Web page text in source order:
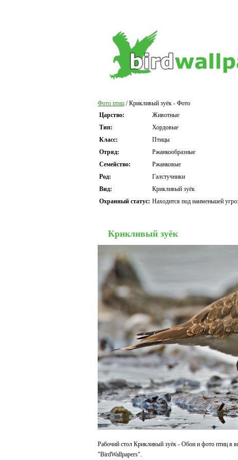
Фото птиц / Крикливый зуёк - Фото
Царство:
Животные
Тип:
Хордовые
Класс:
Птицы
Отряд:
Ржанкообразные
Семейство:
Ржанковые
Род:
Галстучники
Вид:
Крикливый зуёк
Охранный статус: Находится под наименьшей
Крикливый зуёк
Рабочий стол Крикливый зуёк - Обои и фото птиц в
"BirdWallpapers".